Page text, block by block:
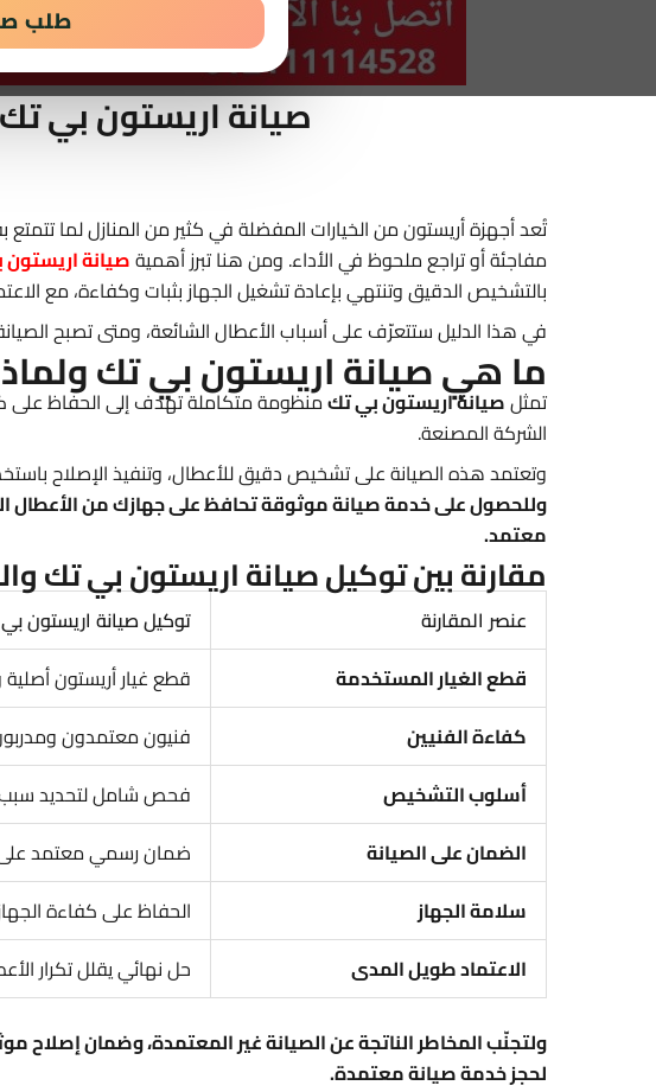
طلب
صيانة اريستون بي
تُعد أجهزة أريستون من الخيارات المفضلة في كثير من المنازل لما
مفاجئة أو تراجع ملحوظ في الأداء. ومن هنا تبرز أهميةصيانة
بالتشخيص الدقيق وتنتهي بإعادة تشغيل الجهاز بثبات وكفاءة، مع
في هذا الدليل ستتعرّف على أسباب الأعطال الشائعة، ومتى تصبح
ما هي صيانة اريستون بي تك
تمثلصيانة اريستون بي تكمنظومة متكاملة تهدف إلى الحفاظ على
الشركة المصنعة.
وتعتمد هذه الصيانة على تشخيص دقيق للأعطال، وتنفيذ الإصلاح
معتمد.
مقارنة بين توكيل صيانة اريستون بي تك
عنصر المقارنة توكيل صيانة اريستون
قطع الغيار المستخدمة
قطع غيار أريستون
كفاءة الفنيين
فنيون معتمدون
أسلوب التشخيص
فحص شامل لتحديد
الضمان على الصيانة
ضمان رسمي معتمد على
سلامة الجهاز
الحفاظ على كفاءة
الاعتماد طويل المدى
حل نهائي يقلل تكرار
لحجز خدمة صيانة معتمدة.